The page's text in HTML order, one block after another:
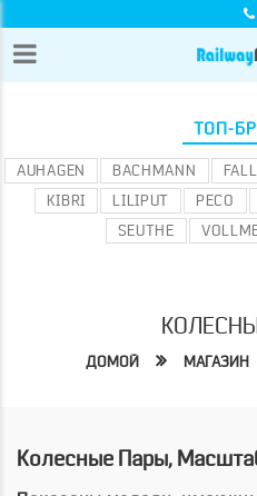
ТОП-
AUHAGEN BACHMANN
KIBRI
LILIPUT PECO
SEUTHE
ДОМОЙ МАГАЗИН
Колесные Пары,